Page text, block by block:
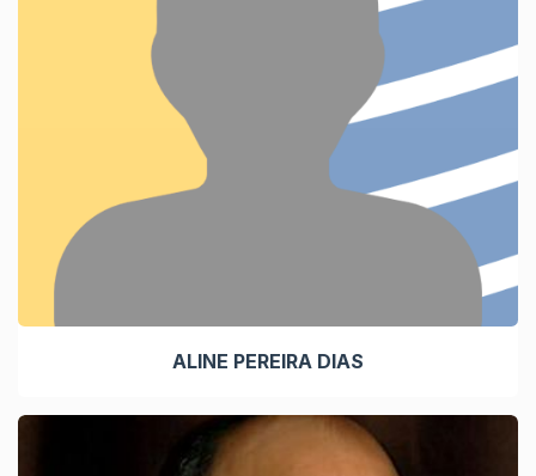
ALINE PEREIRA DIAS